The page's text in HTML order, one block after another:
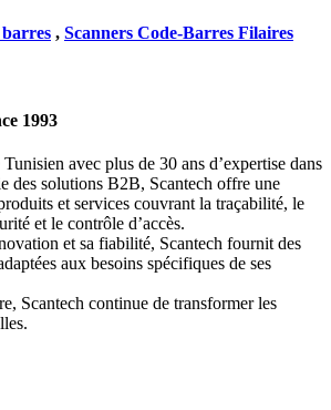
, Scanners Code-Barres Filaires
1993
avec plus de 30 ans d’expertise dans
des solutions B2B, Scantech offre une
et services couvrant la traçabilité, le
et le contrôle d’accès.
et sa fiabilité, Scantech fournit des
aux besoins spécifiques de ses
Scantech continue de transformer les